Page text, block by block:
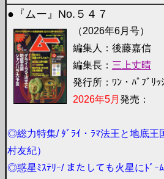
●『ムー』No.５４７
（2026年6月号）
編集人：後藤嘉信
編集長： 三上丈晴
発行所：ﾜﾝ・ﾊﾟﾌﾞﾘｯ
2026年5月 発売：
◎総力特集/ ﾀﾞﾗｲ・ﾗﾏ法王と地底王
村友紀）
◎惑星ﾐｽﾃﾘｰ/ またしても火星にﾄﾞｰ